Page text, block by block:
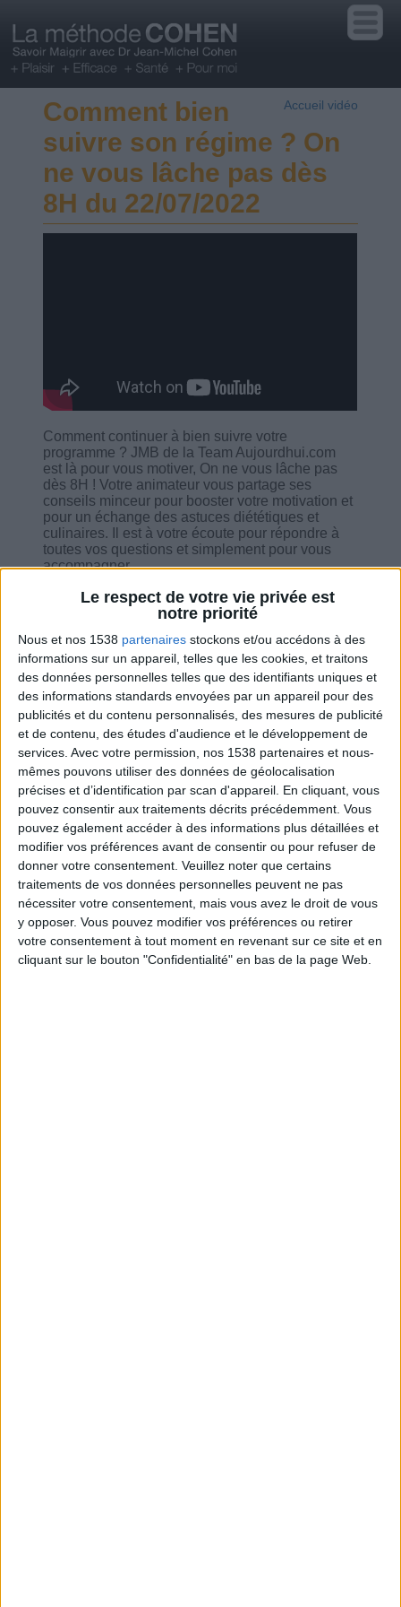
Le respect de votre vie privée est
notre priorité
Nous et nos 1538 partenaires stockons et/ou accédons à des
informations sur un appareil, telles que les cookies, et traitons
des données personnelles telles que des identifiants uniques et
des informations standards envoyées par un appareil pour des
publicités et du contenu personnalisés, des mesures de publicité
et de contenu, des études d'audience et le développement de
services. Avec votre permission, nos 1538 partenaires et nous-
mêmes pouvons utiliser des données de géolocalisation
précises et d’identification par scan d'appareil. En cliquant, vous
pouvez consentir aux traitements décrits précédemment. Vous
pouvez également accéder à des informations plus détaillées et
modifier vos préférences avant de consentir ou pour refuser de
donner votre consentement. Veuillez noter que certains
traitements de vos données personnelles peuvent ne pas
nécessiter votre consentement, mais vous avez le droit de vous
y opposer. Vous pouvez modifier vos préférences ou retirer
votre consentement à tout moment en revenant sur ce site et en
cliquant sur le bouton "Confidentialité" en bas de la page Web.
Accueil vidéo
Comment bien
suivre son régime ? On
ne vous lâche pas dès
8H du 22/07/2022
Comment continuer à bien suivre votre
programme ? JMB de la Team Aujourdhui.com
est là pour vous motiver, On ne vous lâche pas
dès 8H ! Votre animateur vous partage ses
conseils minceur pour booster votre motivation et
pour un échange des astuces diététiques et
culinaires. Il est à votre écoute pour répondre à
toutes vos questions et simplement pour vous
accompagner.
Combien de kilos souhaitez-vous perdre ?
5 kilos
De 5 à 10
kilos
Plus de
10 kilos
Service-client & Motivation Voir tout
Les équipes du Service-client et de la
Communauté Savoir Maigrir vous aident
chaque semaine à vous rapprocher
sereinement de votre objectif minceur.
Votre bilan minceur(env. 2